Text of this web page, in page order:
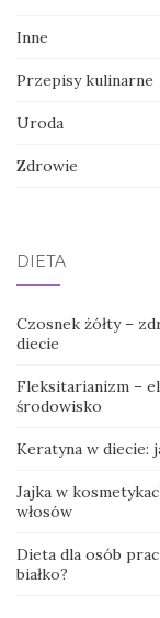
Inne
Przepisy kulinarne
Uroda
Zdrowie
DIETA
Czosnek żółty –
diecie
Fleksitarianizm –
środowisko
Keratyna w diecie:
Jajka w
włosów
Dieta dla osób
białko?